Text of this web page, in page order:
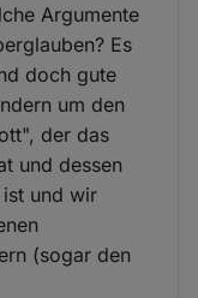
Argumente
Es
doch gute
um den
der das
und dessen
und wir
(sogar den